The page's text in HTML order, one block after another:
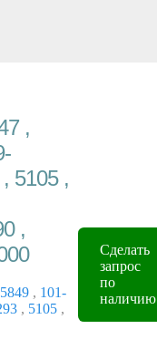
,
5105 ,
,
, 101-
, 5105 ,
Сделать
запрос
по
наличию